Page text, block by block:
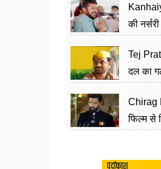
की
Tej
दल का
Chirag
फिल्म से